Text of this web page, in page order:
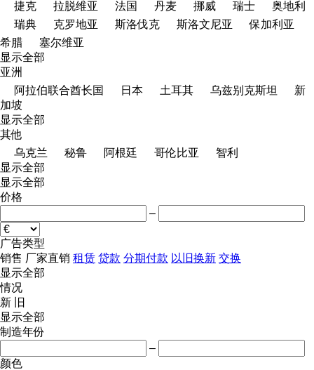
捷克
拉脱维亚 法国 丹麦 挪威 瑞士
奥地利
瑞典
克罗地亚 斯洛伐克 斯洛文尼亚
保加利亚
希腊
塞尔维亚
显示全部
亚洲
阿拉伯联合酋长国
日本 土耳其 乌兹别克斯坦
新
加坡
显示全部
其他
乌克兰
秘鲁 阿根廷 哥伦比亚
智利
显示全部
显示全部
价格
–
广告类型
销售 厂家直销 租赁 贷款 分期付款 以旧换新 交换
显示全部
情况
新
旧
显示全部
制造年份
–
颜色